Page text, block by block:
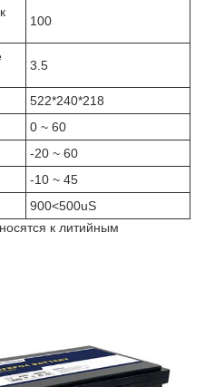
100
3.5
522*240*218
0 ~ 60
-20 ~ 60
-10 ~ 45
900<500uS
к литийным